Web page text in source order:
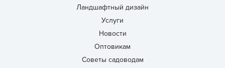
Ландшафтный дизайн
Услуги
Новости
Оптовикам
Советы садоводам